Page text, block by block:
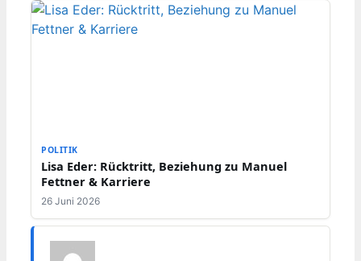
POLITIK
Lisa Eder: Rücktritt, Beziehung zu Manuel
Fettner & Karriere
26 Juni 2026